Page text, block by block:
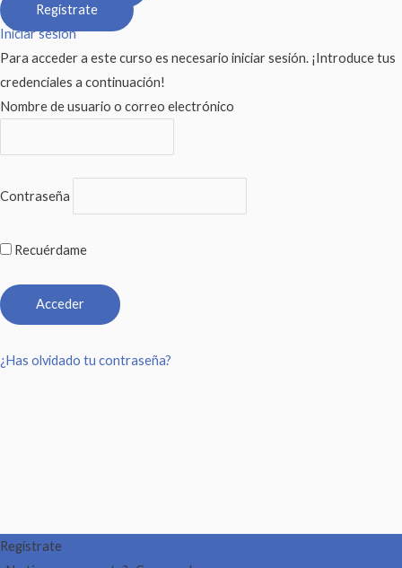
Regístrate
Iniciar sesión
Para acceder a este curso es necesario iniciar sesión. ¡Introduce tus
credenciales a continuación!
Nombre de usuario o correo electrónico
Contraseña
Recuérdame
¿Has olvidado tu contraseña?
Regístrate